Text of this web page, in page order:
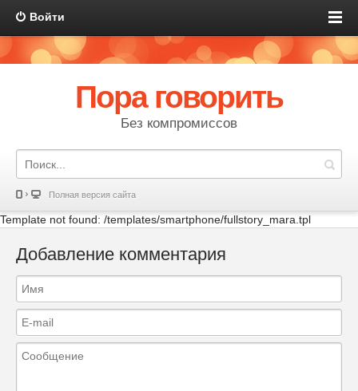
Войти
Пора говорить
Без компромиссов
Полная версия сайта
Template not found: /templates/smartphone/fullstory_mara.tpl
Добавление комментария